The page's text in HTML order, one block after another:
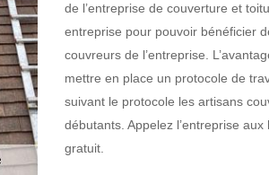
de l’entreprise de couverture et
entreprise pour pouvoir bénéficier
couvreurs de l’entreprise.
mettre en place un protocole de
suivant le protocole les artisans
débutants. Appelez l’entreprise
gratuit.